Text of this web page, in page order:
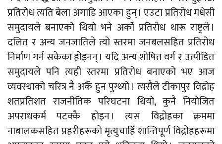
प्रतिरोध त्यति बेला अगाडि आएका हुन् । एउटा प्रतिरोध मधेसी
समुदायले बनाएको थियो भने अर्को प्रतिरोध थारू राष्ट्रले ।
दलित र अन्य जनजातिले त्यो स्तरमा जनबलसहित प्रतिरोध
निर्माण गर्न सकेका होइनन् । यदि अन्य शोषित वर्ग र उत्पीडित
समुदायले पनि त्यही स्तरमा प्रतिरोध बनाएको भए आज
व्यवस्थाको चरित्र नै अर्कै हुन पुग्थ्यो । त्यसैले टीकापुर विद्रोह
शतप्रतिशत राजनीतिक परिघटना थियो, कुनै नियोजित
अपराधकर्म पटक्कै होइन । त्यस विद्रोहका क्रममा
नाबालकसहित प्रहरीहरूको मृत्युचाहिँ शान्तिपूर्ण विद्रोहहरूमा